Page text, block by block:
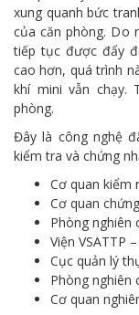
xung quanh bức
của căn phòng. Do
tiếp tục được đẩy
cao hơn, quá trình
khí mini vẫn chạy.
phòng.
Đây là công nghệ
kiểm tra và chứng
Cơ quan kiểm
Cơ quan
Phòng nghiên
Viện VSATTP
Cục quản lý
Phòng nghiên
Cơ quan